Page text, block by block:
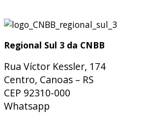
Regional Sul 3 da CNBB
Rua Víctor Kessler, 174
Centro, Canoas – RS
CEP 92310-000
Whatsapp